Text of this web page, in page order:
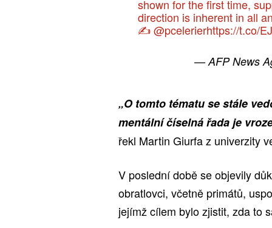
shown for the first time,
direction is inherent in all
✍️@pcelerierhttps://t.co/
— AFP News
„O tomto tématu se stále
mentální číselná řada je
řekl Martin Giurfa z univerzity
V poslední době se objevily
obratlovci, včetně primátů,
jejímž cílem bylo zjistit, zda to